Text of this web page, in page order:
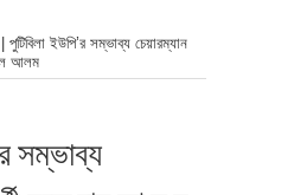
পুটিবিলা ইউপি’র সম্ভাব্য চেয়ারম্যান
আলম
সম্ভাব্য